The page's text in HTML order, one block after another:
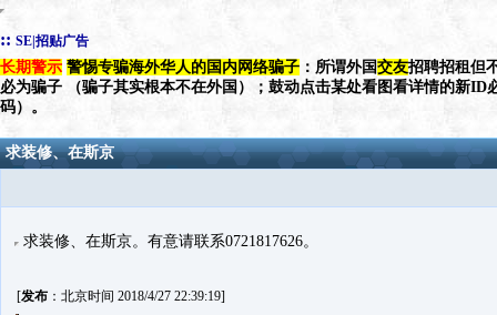
:: SE|招贴广告
长期警示 警惕专骗海外华人的国内网络骗子 ：所谓外国交友招聘招租但
必为骗子 （骗子其实根本不在外国）；鼓动点击某处看图看详情的新ID
码）。
求装修、在斯京
求装修、在斯京。有意请联系0721817626。
[发布：北京时间 2018/4/27 22:39:19]